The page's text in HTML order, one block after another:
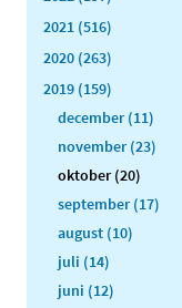
2021 (516)
2020 (263)
2019 (159)
december (11)
november (23)
oktober (20)
september (17)
august (10)
juli (14)
juni (12)